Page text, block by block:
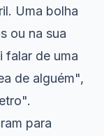
Uma bolha
ou na sua
falar de uma
de alguém",
para